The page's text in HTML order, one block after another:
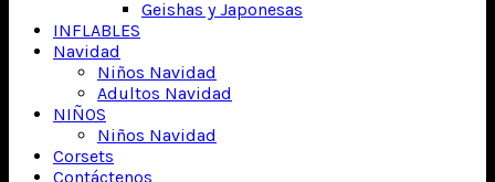
Geishas y Japonesas
INFLABLES
Navidad
Niños Navidad
Adultos Navidad
NIÑOS
Niños Navidad
Corsets
Contáctenos